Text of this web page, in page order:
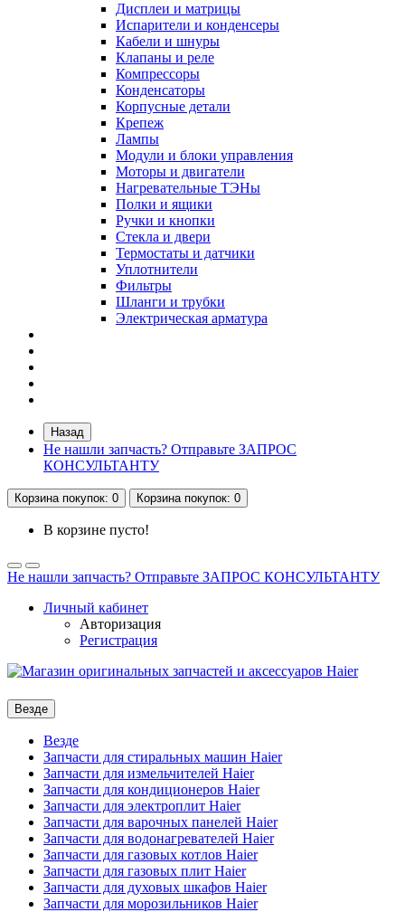
Дисплеи и матрицы
Испарители и конденсеры
Кабели и шнуры
Клапаны и реле
Компрессоры
Конденсаторы
Корпусные детали
Крепеж
Лампы
Модули и блоки управления
Моторы и двигатели
Нагревательные ТЭНы
Полки и ящики
Ручки и кнопки
Стекла и двери
Термостаты и датчики
Уплотнители
Фильтры
Шланги и трубки
Электрическая арматура
Назад
Не нашли запчасть? Отправьте ЗАПРОС
КОНСУЛЬТАНТУ
Корзинапокупок: 0 Корзинапокупок: 0
В корзине пусто!
Не нашли запчасть? Отправьте ЗАПРОС КОНСУЛЬТАНТУ
Личный кабинет
Авторизация
Регистрация
Везде
Везде
Запчасти для стиральных машин Haier
Запчасти для измельчителей Haier
Запчасти для кондиционеров Haier
Запчасти для электроплит Haier
Запчасти для варочных панелей Haier
Запчасти для водонагревателей Haier
Запчасти для газовых котлов Haier
Запчасти для газовых плит Haier
Запчасти для духовых шкафов Haier
Запчасти для морозильников Haier